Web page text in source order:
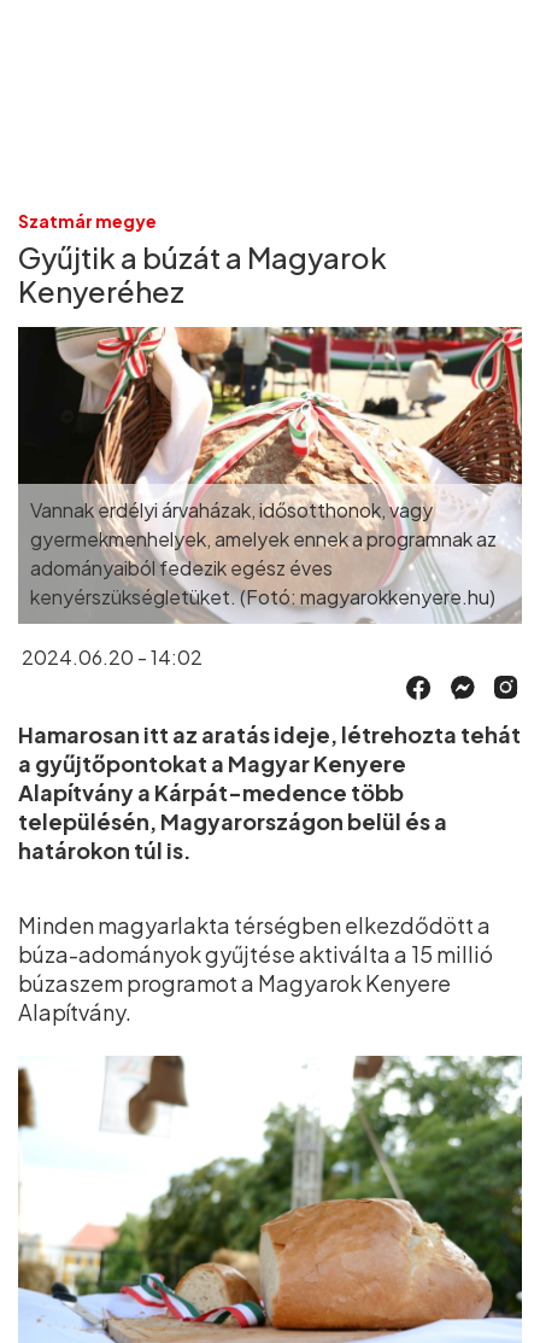
Szatmár megye
Gyűjtik a búzát a Magyarok
Kenyeréhez
Vannak erdélyi árvaházak, idősotthonok, vagy
gyermekmenhelyek, amelyek ennek a programnak az
adományaiból fedezik egész éves
kenyérszükségletüket. (Fotó: magyarokkenyere.hu)
2024.06.20 - 14:02
Hamarosan itt az aratás ideje, létrehozta tehát
a gyűjtőpontokat a Magyar Kenyere
Alapítvány a Kárpát-medence több
településén, Magyarországon belül és a
határokon túl is.
Minden magyarlakta térségben elkezdődött a
búza-adományok gyűjtése aktiválta a 15 millió
búzaszem programot a Magyarok Kenyere
Alapítvány.